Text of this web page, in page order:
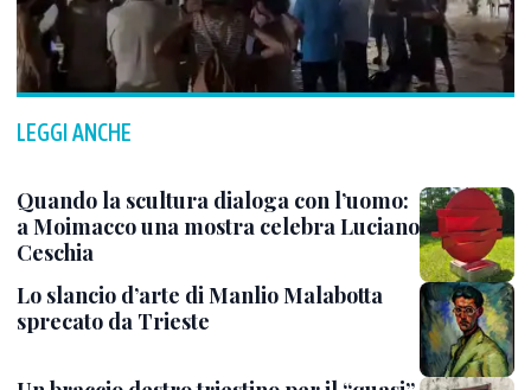
LEGGI ANCHE
Quando la scultura dialoga con l’uomo:
a Moimacco una mostra celebra Luciano
Ceschia
Lo slancio d’arte di Manlio Malabotta
sprecato da Trieste